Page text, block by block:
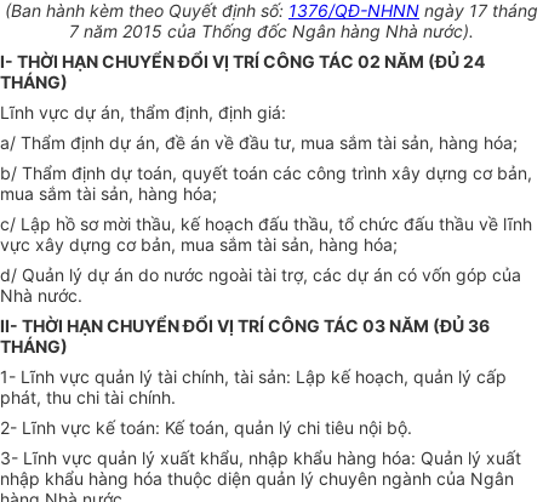
(Ban hành kèm theo Quyết định số: 1376/QĐ-NHNN ngày 17 tháng
7 năm 2015 của Thống đốc Ngân hàng Nhà nước).
I- THỜI HẠN CHUYỂN ĐỔI VỊ TRÍ CÔNG TÁC 02 NĂM (ĐỦ 24
THÁNG)
Lĩnh vực dự án, thẩm định, định giá:
a/ Thẩm định dự án, đề án về đầu tư, mua sắm tài sản, hàng hóa;
b/ Thẩm định dự toán, quyết toán các công trình xây dựng cơ bản,
mua sắm tài sản, hàng hóa;
c/ Lập hồ sơ mời thầu, kế hoạch đấu thầu, tổ chức đấu thầu về lĩnh
vực xây dựng cơ bản, mua sắm tài sản, hàng hóa;
d/ Quản lý dự án do nước ngoài tài trợ, các dự án có vốn góp của
Nhà nước.
II- THỜI HẠN CHUYỂN ĐỔI VỊ TRÍ CÔNG TÁC 03 NĂM (ĐỦ 36
THÁNG)
1- Lĩnh vực quản lý tài chính, tài sản: Lập kế hoạch, quản lý cấp
phát, thu chi tài chính.
2- Lĩnh vực kế toán: Kế toán, quản lý chi tiêu nội bộ.
3- Lĩnh vực quản lý xuất khẩu, nhập khẩu hàng hóa: Quản lý xuất
nhập khẩu hàng hóa thuộc diện quản lý chuyên ngành của Ngân